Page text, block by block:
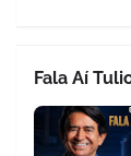
Fala Aí